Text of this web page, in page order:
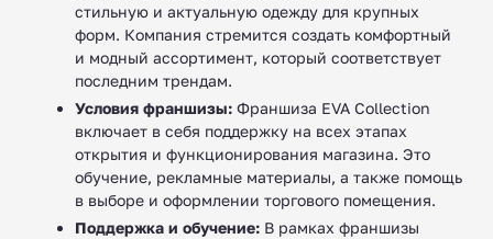
стильную и актуальную одежду для крупных
форм. Компания стремится создать комфортный
и модный ассортимент, который соответствует
последним трендам.
Условия франшизы: Франшиза EVA Collection
включает в себя поддержку на всех этапах
открытия и функционирования магазина. Это
обучение, рекламные материалы, а также помощь
в выборе и оформлении торгового помещения.
Поддержка и обучение: В рамках франшизы